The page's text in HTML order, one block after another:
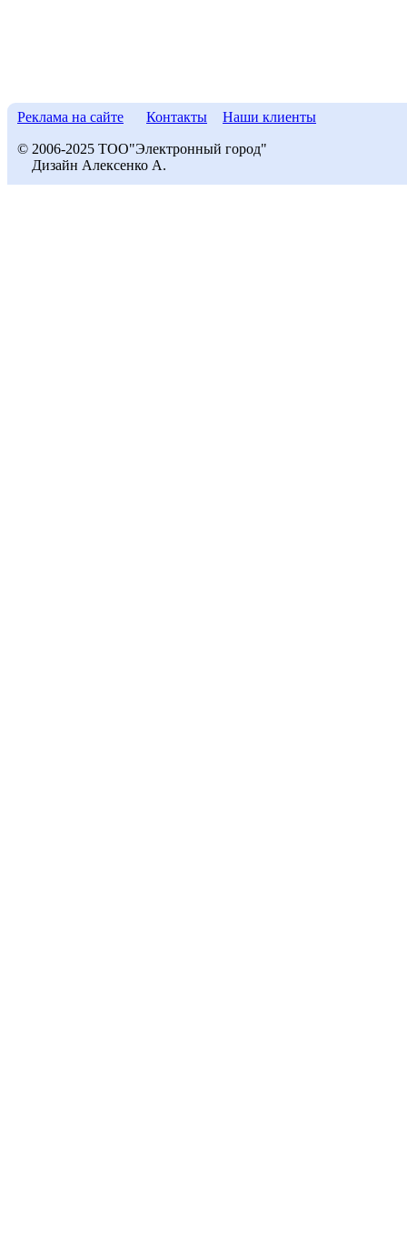
Реклама на сайте Контакты Наши клиенты
© 2006-2025 ТОО"Электронный город"
Дизайн Алексенко А.